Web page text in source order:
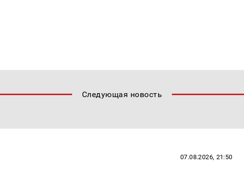
Следующая новость
07.08.2026, 21:50